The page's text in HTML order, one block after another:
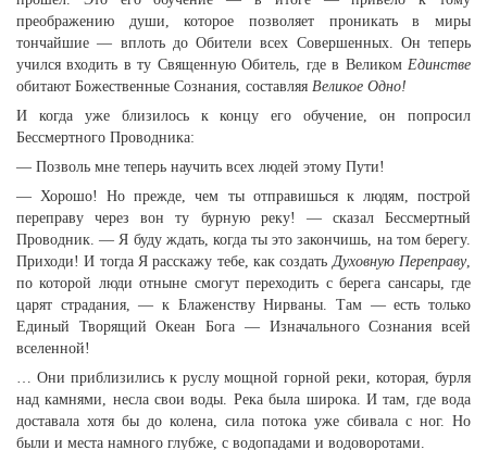
преображению души, которое позволяет проникать в миры
тончайшие — вплоть до Обители всех Совершенных. Он теперь
учился входить в ту Священную Обитель, где в Великом Единстве
обитают Божественные Сознания, составляя Великое Одно!
И когда уже близилось к концу его обучение, он попросил
Бессмертного Проводника:
— Позволь мне теперь научить всех людей этому Пути!
— Хорошо! Но прежде, чем ты отправишься к людям, построй
переправу через вон ту бурную реку! — сказал Бессмертный
Проводник. — Я буду ждать, когда ты это закончишь, на том берегу.
Приходи! И тогда Я расскажу тебе, как создатьДуховную Переправу,
по которой люди отныне смогут переходить с берега сансары, где
царят страдания, — к Блаженству Нирваны. Там — есть только
Единый Творящий Океан Бога — Изначального Сознания всей
вселенной!
… Они приблизились к руслу мощной горной реки, которая, бурля
над камнями, несла свои воды. Река была широка. И там, где вода
доставала хотя бы до колена, сила потока уже сбивала с ног. Но
были и места намного глубже, с водопадами и водоворотами.